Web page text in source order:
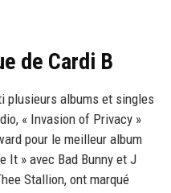
de Cardi B
plusieurs albums et singles
« Invasion of Privacy »
pour le meilleur album
It » avec Bad Bunny et J
Stallion, ont marqué